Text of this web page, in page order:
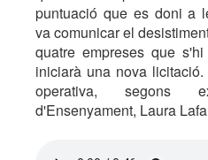
puntuació que es doni a
va comunicar el
quatre empreses que
iniciarà una nova
operativa, segons
d'Ensenyament, Laura